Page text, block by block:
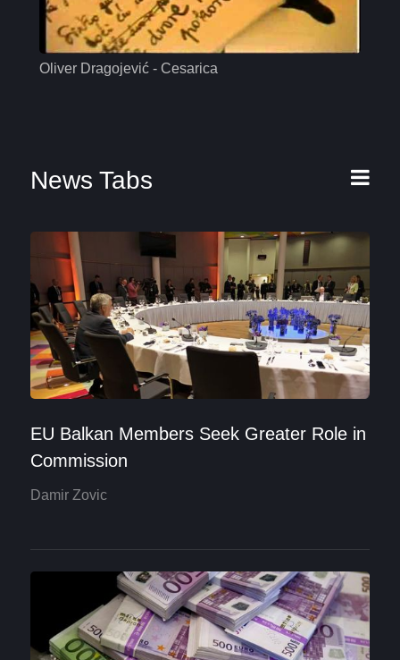
Oliver Dragojević - Cesarica
News Tabs
EU Balkan Members Seek Greater Role in
Commission
Damir Zovic